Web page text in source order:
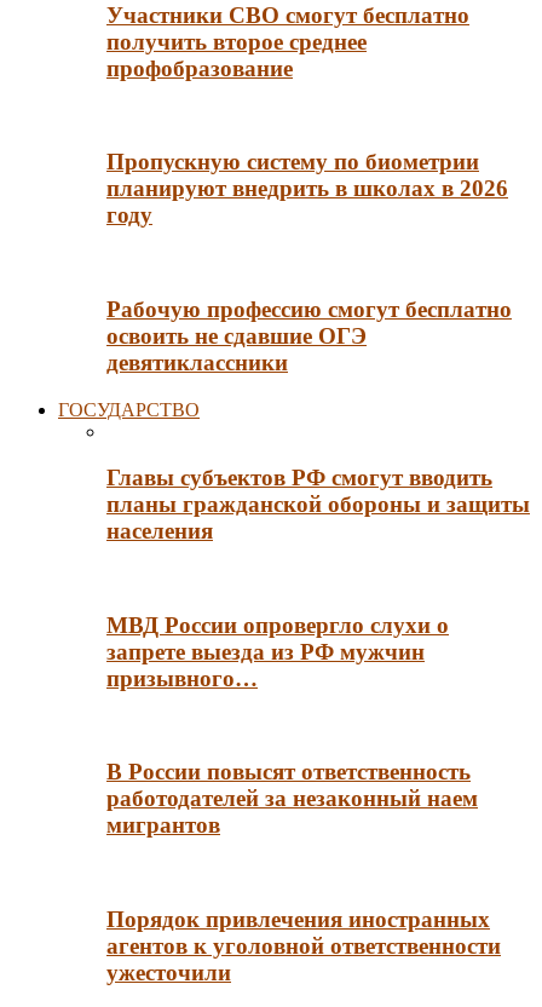
Участники СВО смогут бесплатно
получить второе среднее
профобразование
Пропускную систему по биометрии
планируют внедрить в школах в 2026
году
Рабочую профессию смогут бесплатно
освоить не сдавшие ОГЭ
девятиклассники
ГОСУДАРСТВО
Главы субъектов РФ смогут вводить
планы гражданской обороны и защиты
населения
МВД России опровергло слухи о
запрете выезда из РФ мужчин
призывного…
В России повысят ответственность
работодателей за незаконный наем
мигрантов
Порядок привлечения иностранных
агентов к уголовной ответственности
ужесточили